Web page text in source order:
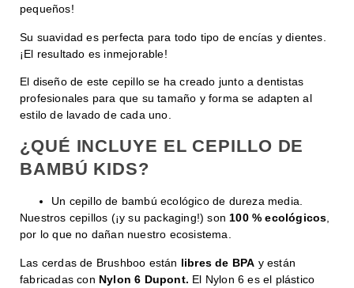
pequeños!
Su suavidad es perfecta para todo tipo de encías y dientes.
¡El resultado es inmejorable!
El diseño de este cepillo se ha creado junto a dentistas
profesionales para que su tamaño y forma se adapten al
estilo de lavado de cada uno.
¿QUÉ INCLUYE EL CEPILLO DE
BAMBÚ KIDS?
Un cepillo de bambú ecológico de dureza media.
Nuestros cepillos (¡y su packaging!) son 100 % ecológicos,
por lo que no dañan nuestro ecosistema.
Las cerdas de Brushboo están libres de BPA y están
fabricadas con Nylon 6 Dupont. El Nylon 6 es el plástico